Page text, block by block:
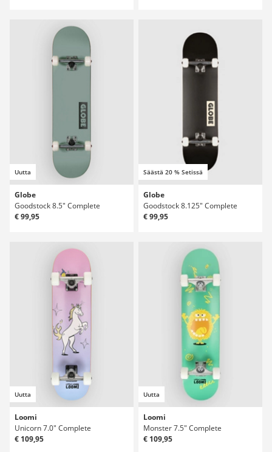
Uutta
Globe
Goodstock 8.5" Complete
€ 99,95
Säästä 20 % Setissä
Globe
Goodstock 8.125" Complete
€ 99,95
Uutta
Loomi
Unicorn 7.0" Complete
€ 109,95
Uutta
Loomi
Monster 7.5" Complete
€ 109,95